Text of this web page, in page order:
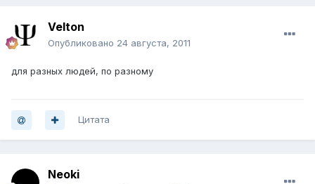
Velton
Опубликовано 24 августа, 2011
для разных людей, по разному
Цитата
Neoki